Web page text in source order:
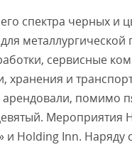
спектра черных и
сервисные
хранения и
помимо
Мероприятия
и Holding Inn.